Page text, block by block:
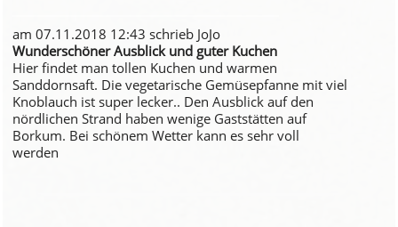
am 07.11.2018 12:43 schrieb JoJo
Wunderschöner Ausblick und guter Kuchen
Hier findet man tollen Kuchen und warmen
Sanddornsaft. Die vegetarische Gemüsepfanne mit viel
Knoblauch ist super lecker.. Den Ausblick auf den
nördlichen Strand haben wenige Gaststätten auf
Borkum. Bei schönem Wetter kann es sehr voll
werden